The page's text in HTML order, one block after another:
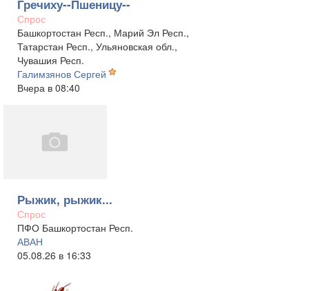
Гречиху--Пшеницу--
Спрос
Башкортостан Респ., Марий Эл Респ.,
Татарстан Респ., Ульяновская обл.,
Чувашия Респ.
Галимзянов Сергей
Вчера в 08:40
Рыжик, рыжик...
Спрос
ПФО Башкортостан Респ.
АВАН
05.08.26 в 16:33